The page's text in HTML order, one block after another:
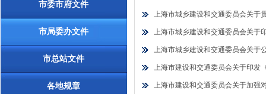
市委市府文件
市局委办文件
市总站文件
各地规章
上海市城乡建设和交通委员会关于
上海市城乡建设和交通委员会关于
上海市城乡建设和交通委员会关于
上海市建设和交通委员会关于印发
上海市建设和交通委员会关于加强